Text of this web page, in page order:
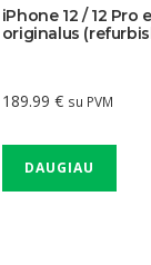
iPhone 12 / 12 Pro
originalus
189.99 € su PVM
DAUGIAU